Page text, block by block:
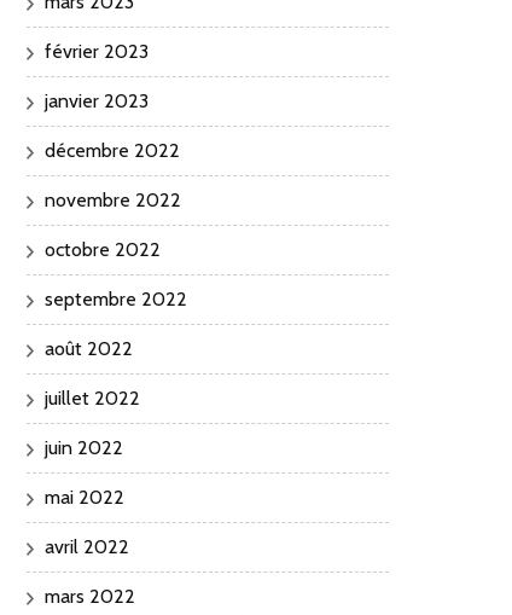
février 2023
janvier 2023
décembre 2022
novembre 2022
octobre 2022
septembre 2022
août 2022
juillet 2022
juin 2022
mai 2022
avril 2022
mars 2022